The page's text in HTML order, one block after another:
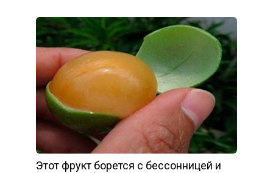
Этот фрукт борется с бессонницей и